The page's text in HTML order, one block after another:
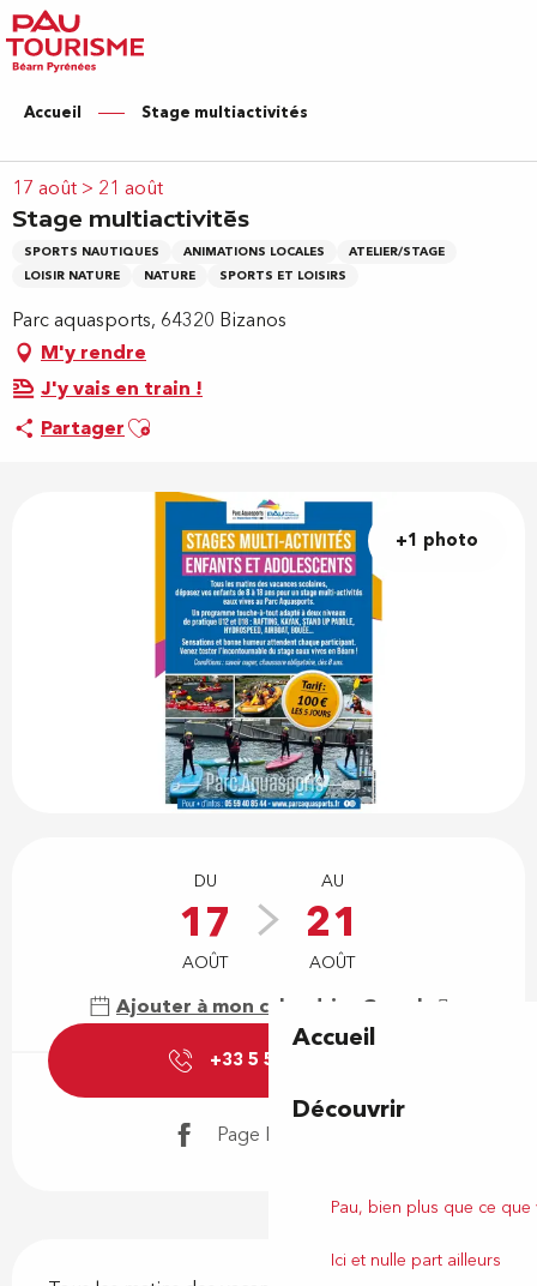
Aller
au
contenu
principal
Accueil
Découvrir
Pau, bien plus que ce
Ici et nulle part ailleurs
Accueil Stage multiactivités
17 août > 21 août
Stage multiactivités
SPORTS NAUTIQUES ANIMATIONS LOCALES
ATELIER/STAGE
LOISIR NATURE
NATURE SPORTS ET LOISIRS
Parc aquasports, 64320 Bizanos
M'y rendre
J'y vais en train !
PartagerAjouter aux favoris
+1 photo
DU
17
AOÛT
AU
21
AOÛT
Ajouter à mon calendrier Google
+33 5 59 40 85
Page Facebook